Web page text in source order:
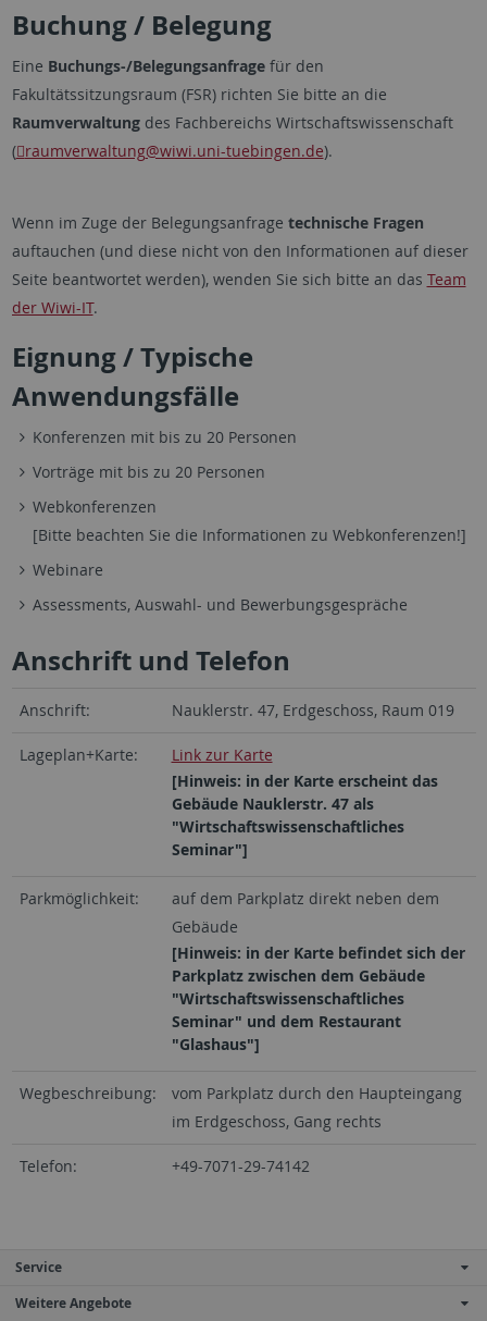
Buchung / Belegung
Eine Buchungs-/Belegungsanfrage für den
Fakultätssitzungsraum (FSR) richten Sie bitte an die
Raumverwaltung des Fachbereichs Wirtschaftswissenschaft
( raumverwaltung@wiwi.uni-tuebingen.de).
Wenn im Zuge der Belegungsanfrage technische Fragen
auftauchen (und diese nicht von den Informationen auf dieser
Seite beantwortet werden), wenden Sie sich bitte an das Team
der Wiwi-IT.
Eignung / Typische
Anwendungsfälle
Konferenzen mit bis zu 20 Personen
Vorträge mit bis zu 20 Personen
Webkonferenzen
[Bitte beachten Sie die Informationen zu Webkonferenzen!]
Webinare
Assessments, Auswahl- und Bewerbungsgespräche
Anschrift und Telefon
Anschrift: Nauklerstr. 47, Erdgeschoss, Raum 019
Lageplan+Karte:
Link zur Karte
[Hinweis: in der Karte erscheint das
Gebäude Nauklerstr. 47 als
"Wirtschaftswissenschaftliches
Seminar"]
Parkmöglichkeit:
auf dem Parkplatz direkt neben dem
Gebäude
[Hinweis: in der Karte befindet sich der
Parkplatz zwischen dem Gebäude
"Wirtschaftswissenschaftliches
Seminar" und dem Restaurant
"Glashaus"]
Wegbeschreibung:
vom Parkplatz durch den Haupteingang
im Erdgeschoss, Gang rechts
Telefon: +49-7071-29-74142
Service
Weitere Angebote